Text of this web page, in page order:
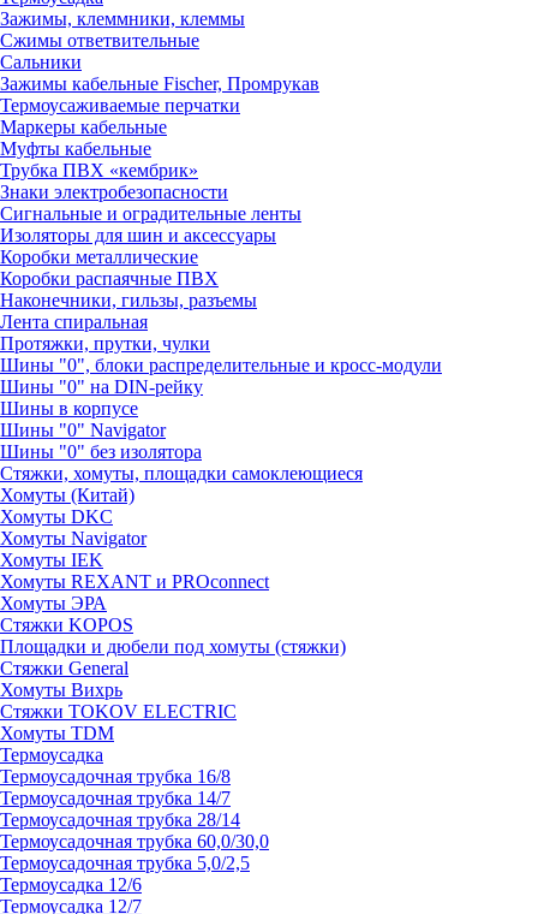
Зажимы, клеммники, клеммы
Сжимы ответвительные
Сальники
Зажимы кабельные Fischer, Промрукав
Термоусаживаемые перчатки
Маркеры кабельные
Муфты кабельные
Трубка ПВХ «кембрик»
Знаки электробезопасности
Сигнальные и оградительные ленты
Изоляторы для шин и аксессуары
Коробки металлические
Коробки распаячные ПВХ
Наконечники, гильзы, разъемы
Лента спиральная
Протяжки, прутки, чулки
Шины "0", блоки распределительные и кросс-модули
Шины "0" на DIN-рейку
Шины в корпусе
Шины "0" Navigator
Шины "0" без изолятора
Стяжки, хомуты, площадки самоклеющиеся
Хомуты (Китай)
Хомуты DKC
Хомуты Navigator
Хомуты IEK
Хомуты REXANT и PROconnect
Хомуты ЭРА
Стяжки KOPOS
Площадки и дюбели под хомуты (стяжки)
Стяжки General
Хомуты Вихрь
Стяжки TOKOV ELECTRIC
Хомуты TDM
Термоусадка
Термоусадочная трубка 16/8
Термоусадочная трубка 14/7
Термоусадочная трубка 28/14
Термоусадочная трубка 60,0/30,0
Термоусадочная трубка 5,0/2,5
Термоусадка 12/6
Термоусадка 12/7